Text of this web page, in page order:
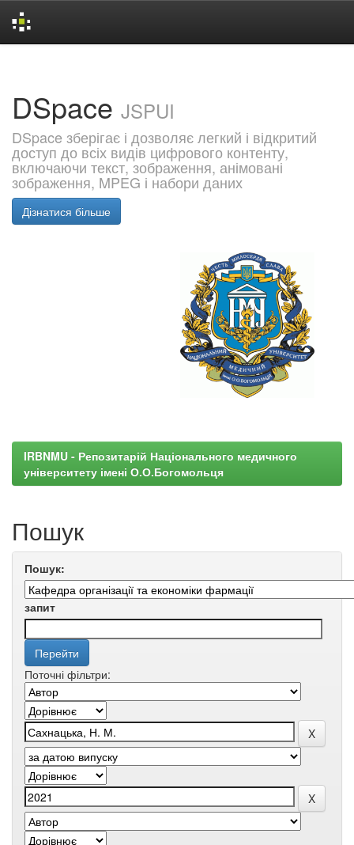
DSpace JSPUI
DSpace зберігає і дозволяє легкий і відкритий
доступ до всіх видів цифрового контенту,
включаючи текст, зображення, анімовані
зображення, MPEG і набори даних
Дізнатися більше
IRBNMU - Репозитарій Національного медичного
університету імені О.О.Богомольця
Пошук
Пошук:
запит
Поточні фільтри: